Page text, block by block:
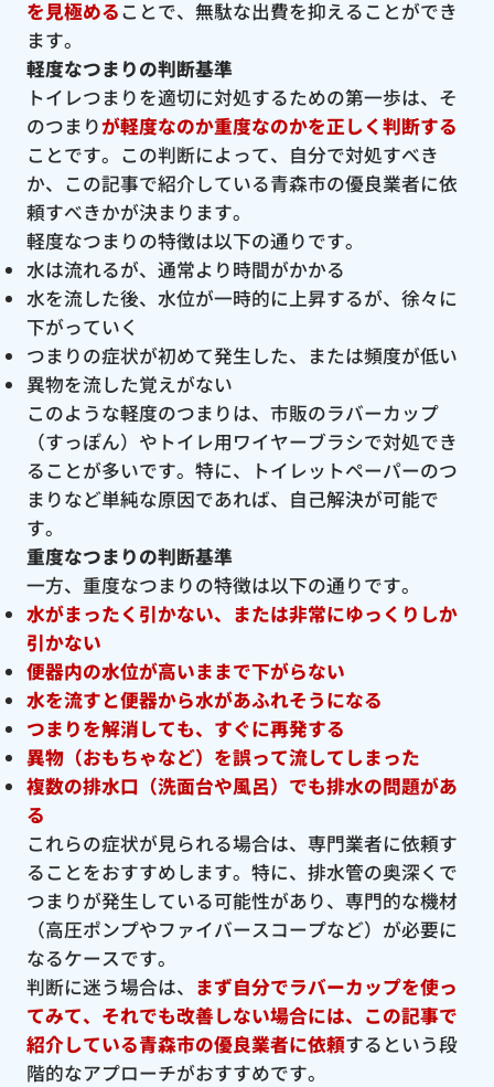
を見極めることで、無駄な出費を抑えることができ
ます。
軽度なつまりの判断基準
トイレつまりを適切に対処するための第一歩は、そ
のつまりが軽度なのか重度なのかを正しく判断する
ことです。この判断によって、自分で対処すべき
か、この記事で紹介している青森市の優良業者に依
頼すべきかが決まります。
軽度なつまりの特徴は以下の通りです。
水は流れるが、通常より時間がかかる
水を流した後、水位が一時的に上昇するが、徐々に
下がっていく
つまりの症状が初めて発生した、または頻度が低い
異物を流した覚えがない
このような軽度のつまりは、市販のラバーカップ
（すっぽん）やトイレ用ワイヤーブラシで対処でき
ることが多いです。特に、トイレットペーパーのつ
まりなど単純な原因であれば、自己解決が可能で
す。
重度なつまりの判断基準
一方、重度なつまりの特徴は以下の通りです。
水がまったく引かない、または非常にゆっくりしか
引かない
便器内の水位が高いままで下がらない
水を流すと便器から水があふれそうになる
つまりを解消しても、すぐに再発する
異物（おもちゃなど）を誤って流してしまった
複数の排水口（洗面台や風呂）でも排水の問題があ
る
これらの症状が見られる場合は、専門業者に依頼す
ることをおすすめします。特に、排水管の奥深くで
つまりが発生している可能性があり、専門的な機材
（高圧ポンプやファイバースコープなど）が必要に
なるケースです。
判断に迷う場合は、 まず自分でラバーカップを使っ
てみて、それでも改善しない場合には、この記事で
紹介している青森市の優良業者に依頼するという段
階的なアプローチがおすすめです。